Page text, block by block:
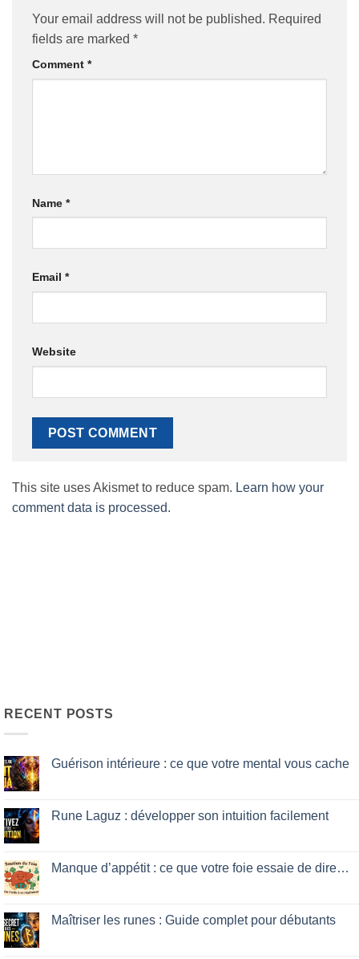
Your email address will not be published. Required
fields are marked *
Comment *
Name *
Email *
Website
This site uses Akismet to reduce spam. Learn how your
comment data is processed.
RECENT POSTS
Guérison intérieure : ce que votre mental vous cache
Guérison
intérieure
votre
mental
Rune Laguz : développer son intuition facilement
Rune
Laguz
intuition
facilement
Manque d’appétit : ce que votre foie essaie de dire…
Manque
d’appétit
Maîtriser les runes : Guide complet pour débutants